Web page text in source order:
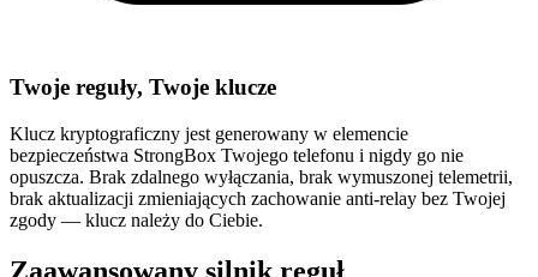
Twoje reguły, Twoje klucze
Klucz kryptograficzny jest generowany w elemencie
bezpieczeństwa StrongBox Twojego telefonu i nigdy go nie
opuszcza. Brak zdalnego wyłączania, brak wymuszonej telemetrii,
brak aktualizacji zmieniających zachowanie anti-relay bez Twojej
zgody — klucz należy do Ciebie.